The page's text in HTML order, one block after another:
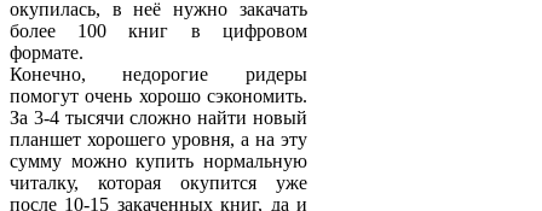
окупилась, в неё нужно закачать
более 100 книг в цифровом
формате.
Конечно, недорогие ридеры
помогут очень хорошо сэкономить.
За 3-4 тысячи сложно найти новый
планшет хорошего уровня, а на эту
сумму можно купить нормальную
читалку, которая окупится уже
после 10-15 закаченных книг, да и